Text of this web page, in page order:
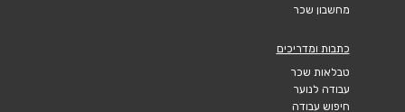
מחשבון שכר
כתבות ומדריכים
טבלאות שכר
עבודה לנוער
חיפוש עבודה